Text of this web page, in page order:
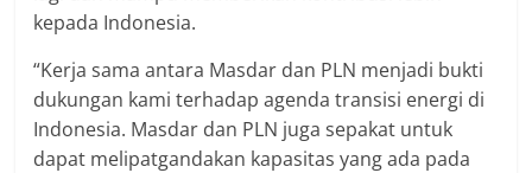
kepada Indonesia.
“Kerja sama antara Masdar dan PLN menjadi bukti
dukungan kami terhadap agenda transisi energi di
Indonesia. Masdar dan PLN juga sepakat untuk
dapat melipatgandakan kapasitas yang ada pada